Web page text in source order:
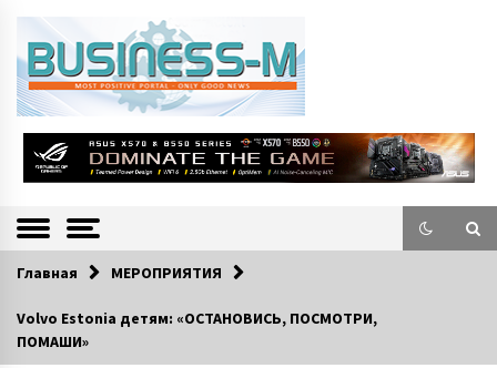
BUSINESS-M
—
Информацио
нно-деловой
экономической и культурной жизни Эстонии и зарубежных стран.
Главная МЕРОПРИЯТИЯ
Volvo Estonia детям: «ОСТАНОВИСЬ, ПОСМОТРИ,
ПОМАШИ»